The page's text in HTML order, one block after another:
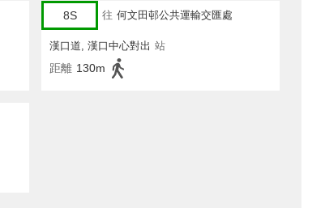
8S 往 何文田邨公共運輸交匯處
漢口道, 漢口中心對出 站
距離 130m